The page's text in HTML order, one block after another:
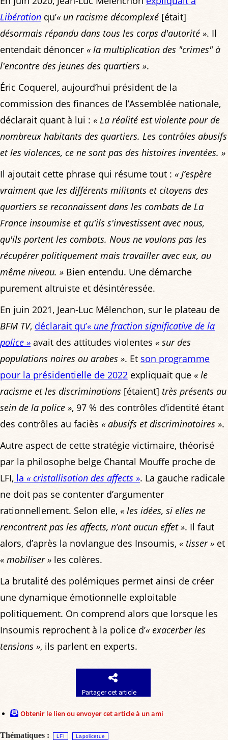
Libération qu’« un racisme décomplexé [était]
désormais répandu dans tous les corps d'autorité ». Il
entendait dénoncer « la multiplication des "crimes" à
l'encontre des jeunes des quartiers ».
Éric Coquerel, aujourd’hui président de la
commission des finances de l’Assemblée nationale,
déclarait quant à lui : « La réalité est violente pour de
nombreux habitants des quartiers. Les contrôles abusifs
et les violences, ce ne sont pas des histoires inventées. »
Il ajoutait cette phrase qui résume tout : « J’espère
vraiment que les différents militants et citoyens des
quartiers se reconnaissent dans les combats de La
France insoumise et qu'ils s'investissent avec nous,
qu'ils portent les combats. Nous ne voulons pas les
récupérer politiquement mais travailler avec eux, au
même niveau. » Bien entendu. Une démarche
purement altruiste et désintéressée.
En juin 2021, Jean-Luc Mélenchon, sur le plateau de
BFM TV, déclarait qu’« une fraction significative de la
police » avait des attitudes violentes « sur des
populations noires ou arabes ». Et son programme
pour la présidentielle de 2022 expliquait que « le
racisme et les discriminations [étaient] très présents au
sein de la police », 97 % des contrôles d’identité étant
des contrôles au faciès « abusifs et discriminatoires ».
Autre aspect de cette stratégie victimaire, théorisé
par la philosophe belge Chantal Mouffe proche de
LFI, la « cristallisation des affects ». La gauche radicale
ne doit pas se contenter d’argumenter
rationnellement. Selon elle, « les idées, si elles ne
rencontrent pas les affects, n’ont aucun effet ». Il faut
alors, d’après la novlangue des Insoumis, « tisser » et
« mobiliser » les colères.
La brutalité des polémiques permet ainsi de créer
une dynamique émotionnelle exploitable
politiquement. On comprend alors que lorsque les
Insoumis reprochent à la police d’« exacerber les
tensions », ils parlent en experts.
Partager cet article
Obtenir le lien ou envoyer cet article à un ami
Thématiques : LFI Lapolicetue